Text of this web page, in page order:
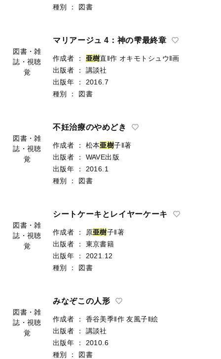
種別 ： 図書
図書・雑
誌・視聴
覚
マリアージュ 4：神の雫最終章
作成者 ： 亜樹直‖作 オキモトシュウ‖画
出版者
：
講談社
出版年
：
2016.7
種別
： 図書
図書・雑
誌・視聴
覚
不妊治療のやめどき
作成者 ： 松本亜樹子‖著
出版者
：
WAVE出版
出版年
：
2016.1
種別
： 図書
図書・雑
誌・視聴
覚
シートケーキとレイヤーケーキ
作成者 ： 原亜樹子‖著
出版者
：
東京書籍
出版年
：
2021.12
種別
： 図書
図書・雑
誌・視聴
覚
みなぞこの人形
作成者 ： 香谷美季‖作 友風子‖絵
出版者
：
講談社
出版年
：
2010.6
種別
： 図書